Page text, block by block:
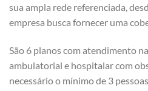
sua ampla rede referenciada,
empresa busca fornecer uma
São 6 planos com atendimento
ambulatorial e hospitalar com
necessário o mínimo de 3